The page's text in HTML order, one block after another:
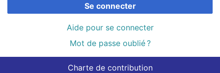
Se connecter
Aide pour se connecter
Mot de passe oublié ?
Charte de contribution